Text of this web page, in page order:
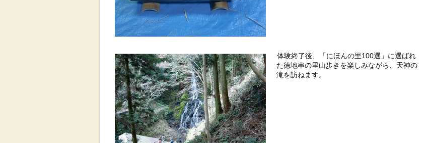
体験終了後、「にほんの里100選」に選ばれ
た徳地串の里山歩きを楽しみながら、天神の
滝を訪ねます。